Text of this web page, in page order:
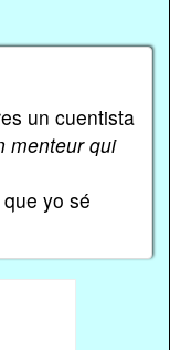
un cuentista
menteur qui
yo sé